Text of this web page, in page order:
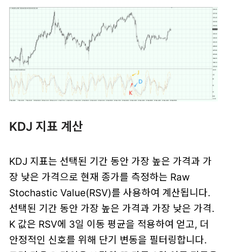
KDJ 지표 계산
KDJ 지표는 선택된 기간 동안 가장 높은 가격과 가
장 낮은 가격으로 현재 종가를 측정하는 Raw
Stochastic Value(RSV)를 사용하여 계산됩니다.
선택된 기간 동안 가장 높은 가격과 가장 낮은 가격.
K 값은 RSV에 3일 이동 평균을 적용하여 얻고, 더
안정적인 신호를 위해 단기 변동을 필터링합니다.